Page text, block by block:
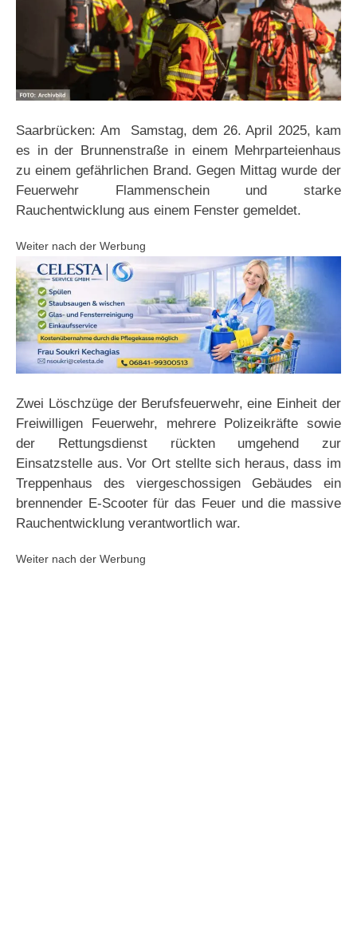
Saarbrücken: Am Samstag, dem 26. April 2025, kam
es in der Brunnenstraße in einem Mehrparteienhaus
zu einem gefährlichen Brand. Gegen Mittag wurde der
Feuerwehr Flammenschein und starke
Rauchentwicklung aus einem Fenster gemeldet.
Weiter nach der Werbung
Zwei Löschzüge der Berufsfeuerwehr, eine Einheit der
Freiwilligen Feuerwehr, mehrere Polizeikräfte sowie
der Rettungsdienst rückten umgehend zur
Einsatzstelle aus. Vor Ort stellte sich heraus, dass im
Treppenhaus des viergeschossigen Gebäudes ein
brennender E-Scooter für das Feuer und die massive
Rauchentwicklung verantwortlich war.
Weiter nach der Werbung